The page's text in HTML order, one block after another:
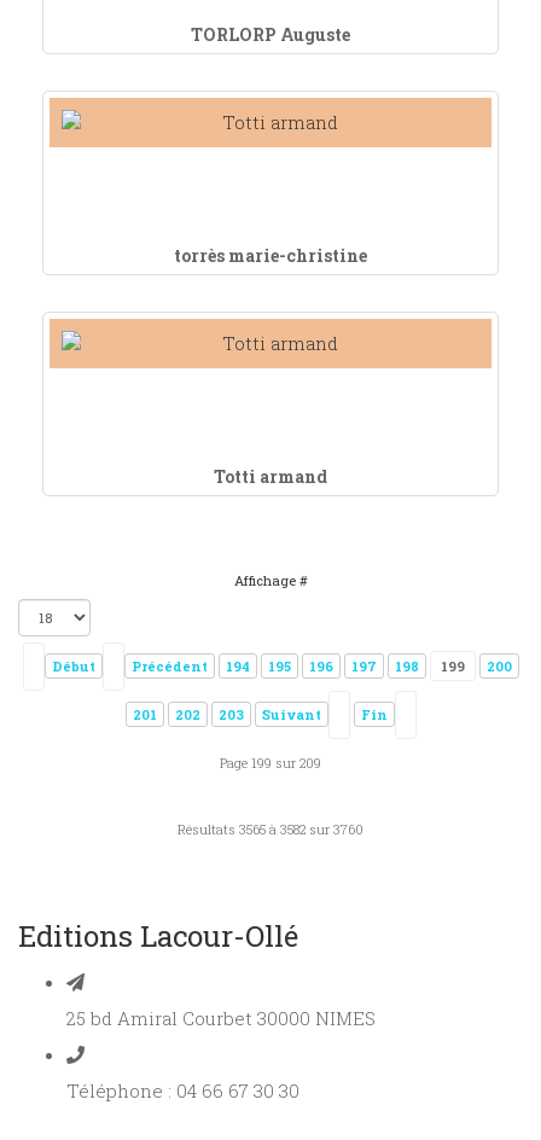
TORLORP Auguste
torrès marie-christine
Totti armand
Affichage #
Début Précédent 194 195 196 197 198 199 200
201 202 203 Suivant Fin
Page 199 sur 209
Résultats 3565 à 3582 sur 3760
Editions Lacour-Ollé
25 bd Amiral Courbet 30000 NIMES
Téléphone : 04 66 67 30 30